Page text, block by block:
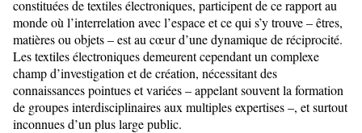
constituées de textiles électroniques, participent de ce rapport au
monde où l’interrelation avec l’espace et ce qui s’y trouve – êtres,
matières ou objets – est au cœur d’une dynamique de réciprocité.
Les textiles électroniques demeurent cependant un complexe
champ d’investigation et de création, nécessitant des
connaissances pointues et variées – appelant souvent la formation
de groupes interdisciplinaires aux multiples expertises –, et surtout
inconnues d’un plus large public.